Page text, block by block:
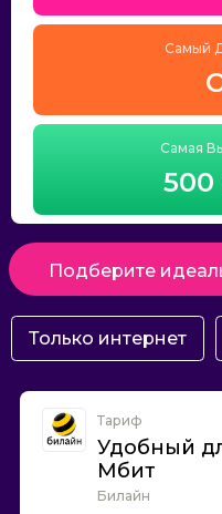
Самый
Самая
Подберите
Только интернет
Тариф
Удобный
Мбит
Билайн